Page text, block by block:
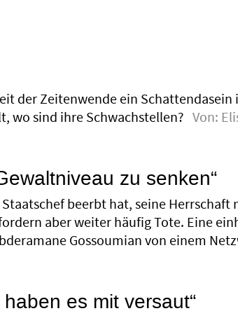
der Zeitenwende ein Schattendasein
wo sind ihre Schwachstellen? Von:
zu senken“
beerbt hat, seine Herrschaft
aber weiter häufig Tote. Eine
Gossoumian von einem
es mit versaut“